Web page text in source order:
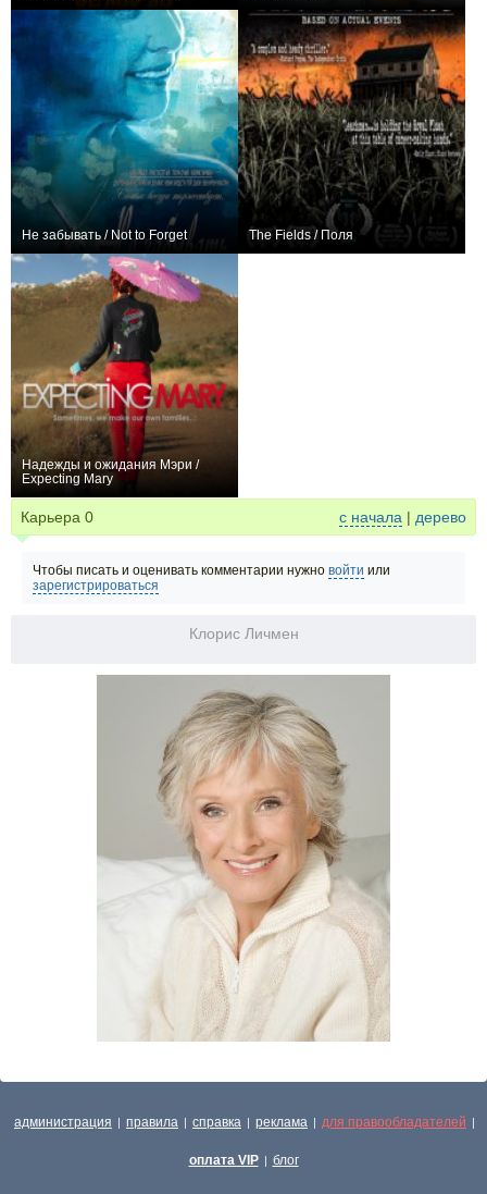
Не забывать / Not to Forget The Fields / Поля
Надежды и ожидания Мэри /
Expecting Mary
Карьера 0 с начала | дерево
Чтобы писать и оценивать комментарии нужно войти или
зарегистрироваться
Клорис Личмен
администрация | правила | справка | реклама | для правообладателей |
оплата VIP | блог